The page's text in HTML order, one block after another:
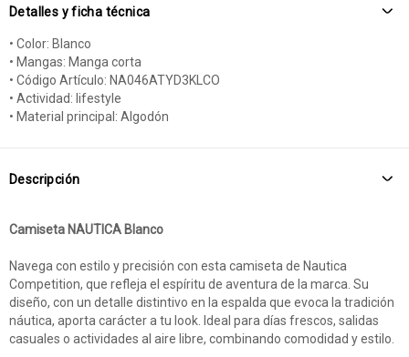
Detalles y ficha técnica
• Color: Blanco
• Mangas: Manga corta
• Código Artículo: NA046ATYD3KLCO
• Actividad: lifestyle
• Material principal: Algodón
Descripción
Camiseta NAUTICA Blanco
Navega con estilo y precisión con esta camiseta de Nautica
Competition, que refleja el espíritu de aventura de la marca. Su
diseño, con un detalle distintivo en la espalda que evoca la tradición
náutica, aporta carácter a tu look. Ideal para días frescos, salidas
casuales o actividades al aire libre, combinando comodidad y estilo.